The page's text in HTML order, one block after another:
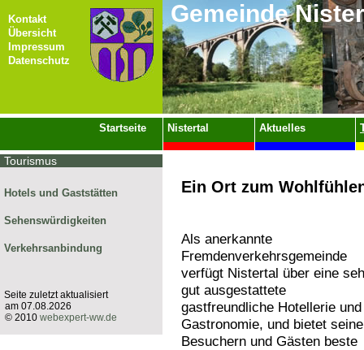
Kontakt
Übersicht
Impressum
Datenschutz
Gemeinde
Startseite Nistertal Aktuelles
Tourismus
Hotels und Gaststätten
Sehenswürdigkeiten
Verkehrsanbindung
Seite zuletzt aktualisiert
am 07.08.2026
© 2010 webexpert-ww.de
Ein Ort zum
Als anerkannte
Fremdenverkehrsgemeinde
verfügt Nistertal über eine
gut ausgestattete
gastfreundliche Hotellerie und
Gastronomie, und bietet
Besuchern und Gästen beste